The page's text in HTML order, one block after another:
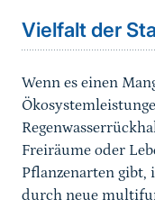
Vielfalt der
Wenn es einen
Freiräume oder
Pflanzenarten
durch neue